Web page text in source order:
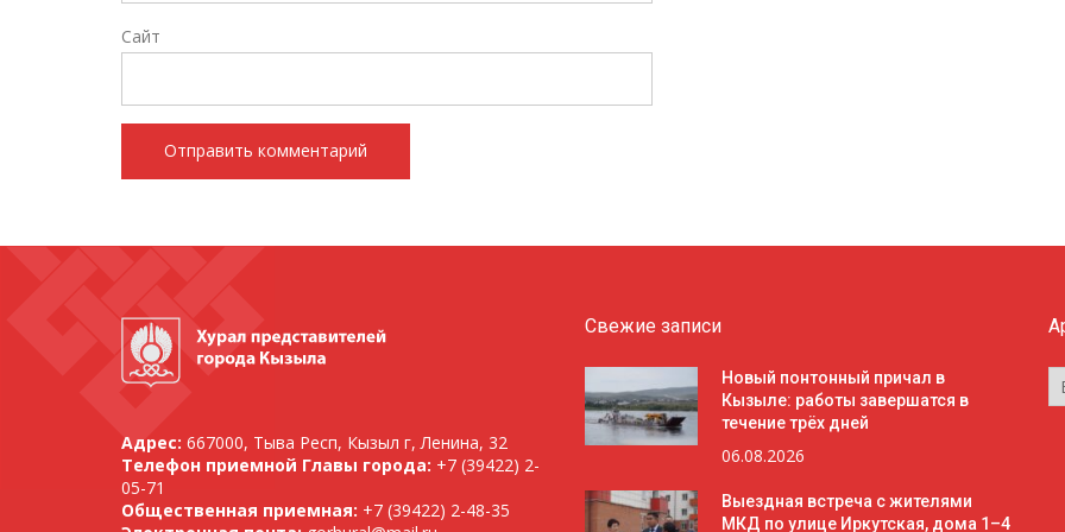
Сайт
Адрес: 667000, Тыва Респ, Кызыл г, Ленина, 32
Телефон приемной Главы города: +7 (39422) 2-
05-71
Общественная приемная: +7 (39422) 2-48-35
Свежие записи
Новый понтонный причал в
Кызыле: работы завершатся в
течение трёх дней
06.08.2026
Выездная встреча с жителями
МКД по улице Иркутская, дома 1–4